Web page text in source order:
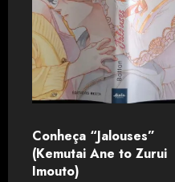
Conheça “Jalouses”
(Kemutai Ane to Zurui
Imouto)